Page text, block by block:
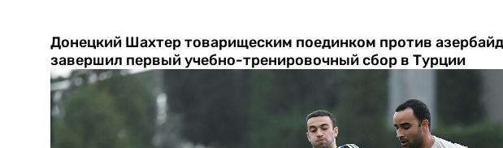
Донецкий Шахтер товарищеским поединком против
завершил первый учебно-тренировочный сбор в Турции